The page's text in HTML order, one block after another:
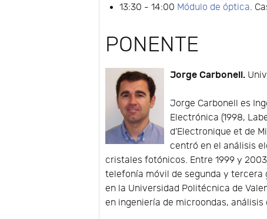
13:30 - 14:00 Módulo de óptica.
PONENTE
Jorge Carbonell.
Jorge Carbonell es
Electrónica (1998,
d’Electronique et de
centró en el análisis
cristales fotónicos. Entre 1999 y
telefonía móvil de segunda y
en la Universidad Politécnica de
en ingeniería de microondas,